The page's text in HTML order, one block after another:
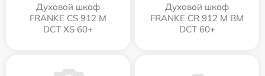
Духовой шкаф
FRANKE CS 912 M
DCT XS 60+
Духовой шкаф
FRANKE CR 912 M BM
DCT 60+